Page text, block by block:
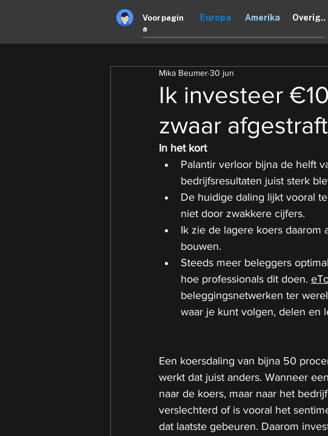
Voorpagin
a
Europa Amerika Overig..
Ik investeer
zwaar
Mika Beumer30 jun
In het kort
Palantir verloor bijna de helft
bedrijfsresultaten juist sterk
De huidige daling lijkt vooral
niet door zwakkere cijfers.
Ik zie de lagere koers daarom
bouwen.
Steeds meer beleggers
hoe professionals dit doen.
beleggingsnetwerken ter
waar je kunt volgen, delen en
Een koersdaling van bijna 50
werkt dat juist anders. Wanneer
naar de koers, maar naar het
verslechterd of is vooral het
dat laatste gebeuren. Daarom